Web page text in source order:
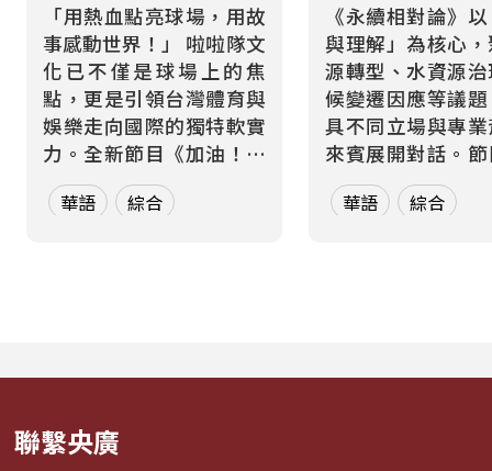
「用熱血點亮球場，用故
事感動世界！」 啦啦隊文
化已不僅是球場上的焦
點，更是引領台灣體育與
娛樂走向國際的獨特軟實
力。全新節目《加油！熱
血應援站》，由香港藝人
張啟樂與影視運動產業專
啦啦隊...
華語 綜合
《永續相對論》
與理解」為核心
源轉型、水資源
候變遷因應等議
具不同立場與專
來賓展開對話。
月一題、四集為
元，從各方觀點
論與主持人...
華語 綜合
聯繫央廣